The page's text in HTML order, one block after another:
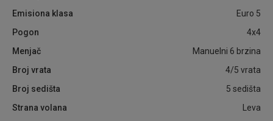
Emisiona klasa
Euro 5
Pogon
4x4
Menjač
Manuelni 6 brzina
Broj vrata
4/5 vrata
Broj sedišta
5 sedišta
Strana volana
Leva